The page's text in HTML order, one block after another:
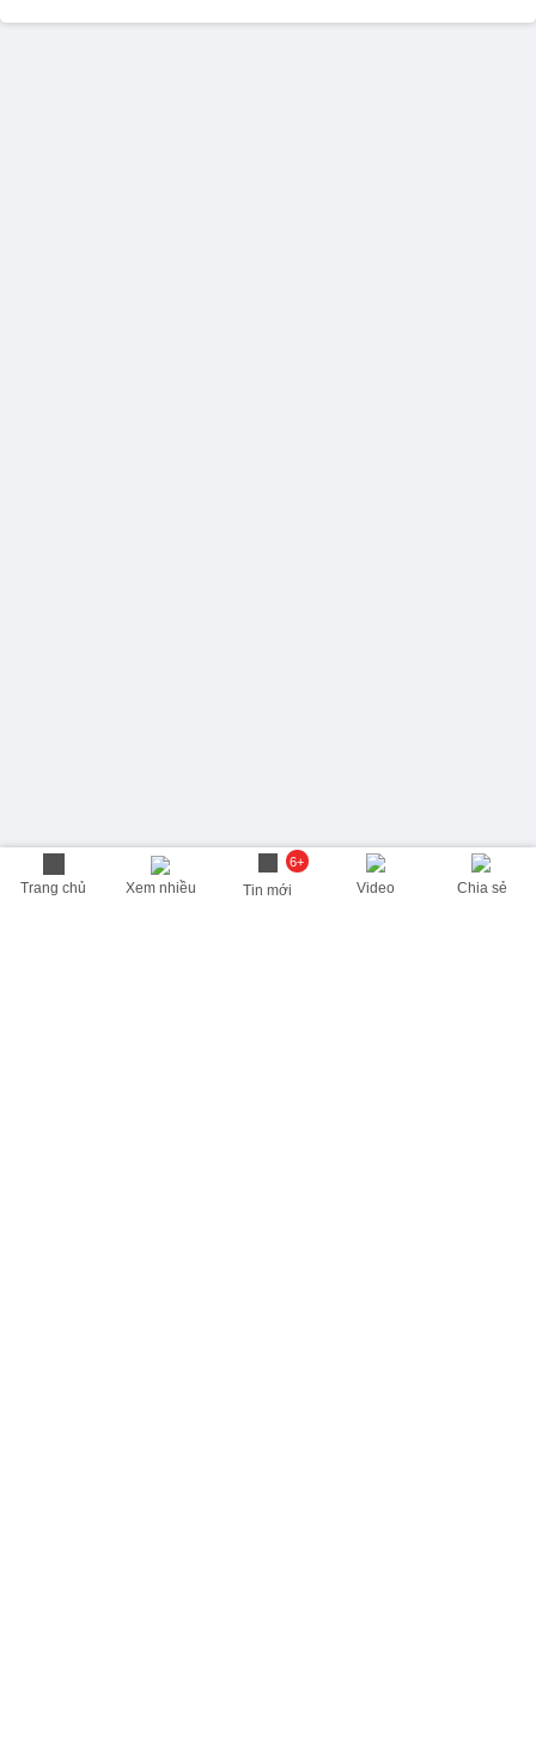
Trang chủ Xem nhiều
6+
Tin mới Video Chia sẻ